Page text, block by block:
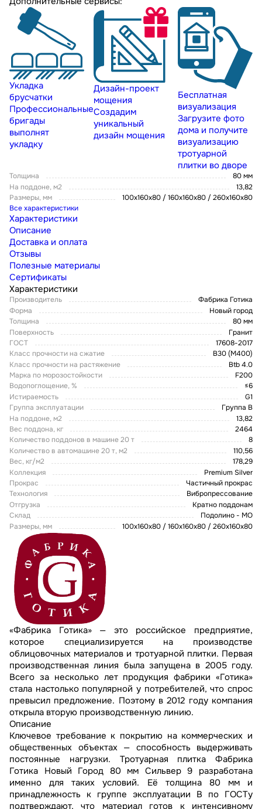
Укладка
брусчатки
Профессиональные
бригады
выполнят
укладку
Дизайн-проект
мощения
Создадим
уникальный
дизайн мощения
Бесплатная
визуализация
Загрузите фото
дома и получите
визуализацию
тротуарной
плитки во дворе
Толщина
80 мм
На поддоне, м2
13,82
Размеры, мм
100x160x80 / 160х160х80 / 260х160х80
Все характеристики
Характеристики
Описание
Доставка и оплата
Отзывы
Полезные материалы
Сертификаты
Характеристики
Производитель
Фабрика Готика
Форма
Новый город
Толщина
80 мм
Поверхность
Гранит
ГОСТ
17608-2017
Класс прочности на сжатие
В30 (М400)
Класс прочности на растяжение
Btb 4.0
Марка по морозостойкости
F200
Водопоглощение, %
≤6
Истираемость
G1
Группа эксплуатации
Группа В
На поддоне, м2
13,82
Вес поддона, кг
2464
Количество поддонов в машине 20 т
8
Количество в автомашине 20 т, м2
110,56
Вес, кг/м2
178,29
Коллекция
Premium Silver
Прокрас
Частичный прокрас
Технология
Вибропрессование
Отгрузка
Кратно поддонам
Склад
Подолино - МО
Размеры, мм
100x160x80 / 160х160х80 / 260х160х80
«Фабрика Готика» — это российское предприятие,
которое специализируется на производстве
облицовочных материалов и тротуарной плитки. Первая
производственная линия была запущена в 2005 году.
Всего за несколько лет продукция фабрики «Готика»
стала настолько популярной у потребителей, что спрос
превысил предложение. Поэтому в 2012 году компания
открыла вторую производственную линию.
Описание
Ключевое требование к покрытию на коммерческих и
общественных объектах — способность выдерживать
постоянные нагрузки. Тротуарная плитка Фабрика
Готика Новый Город 80 мм Сильвер 9 разработана
именно для таких условий. Её толщина 80 мм и
принадлежность к группе эксплуатации В по ГОСТу
подтверждают, что материал готов к интенсивному